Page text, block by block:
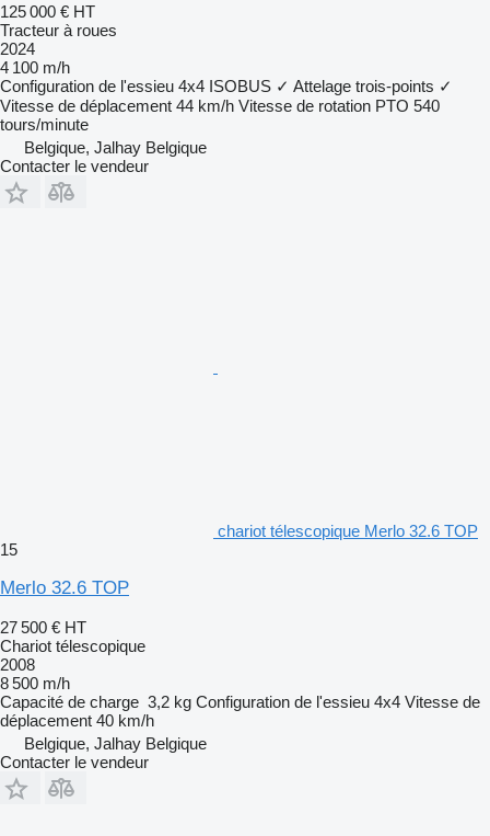
125 000 € HT
Tracteur à roues
2024
4 100 m/h
Configuration de l'essieu 4x4 ISOBUS ✓ Attelage trois-points ✓
Vitesse de déplacement 44 km/h Vitesse de rotation PTO 540
tours/minute
Belgique, Jalhay Belgique
Contacter le vendeur
chariot télescopique Merlo 32.6 TOP
15
Merlo 32.6 TOP
27 500 € HT
Chariot télescopique
2008
8 500 m/h
Capacité de charge 3,2 kg Configuration de l'essieu 4x4 Vitesse de
déplacement 40 km/h
Belgique, Jalhay Belgique
Contacter le vendeur